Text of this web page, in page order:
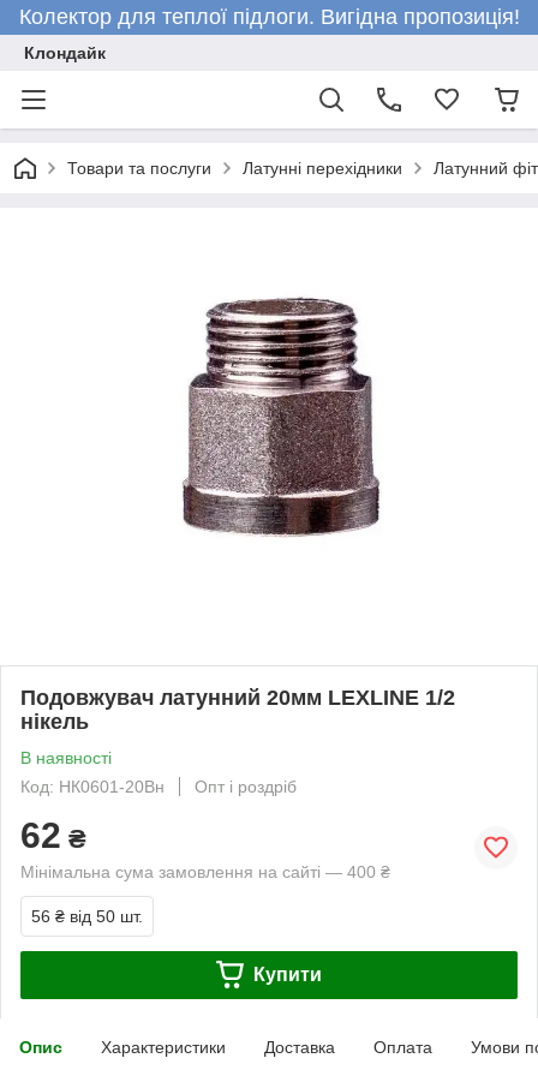
Колектор для теплої підлоги. Вигідна пропозиція!
Клондайк
Товари та послуги Латунні перехідники Латунний
Подовжувач латунний 20мм LEXLINE 1/2
нікель
В наявності
Код: НК0601-20Вн
Опт і роздріб
62 ₴
Мінімальна сума замовлення на сайті — 400 ₴
56 ₴ від 50 шт.
Купити
Опис Характеристики Доставка Оплата Умови